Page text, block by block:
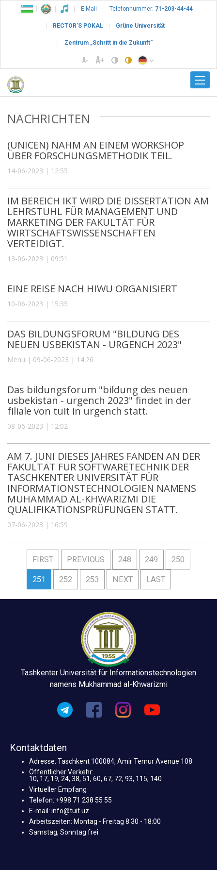
E-Mail Telefonnummer: 71-203-44-44
RECTOR’S POKAL Grüne Universität
Zentrum „Schritt in die Zukunft“
NACHRICHTEN
(UNICEN) NAHM AN EINEM WORKSHOP
ÜBER FORSCHUNGSMETHODIK TEIL.
14-06-2023 | 12:55
IM BEREICH IKT WIRD DIE DISSERTATION AM
LEHRSTUHL FÜR MANAGEMENT UND
MARKETING DER FAKULTÄT FÜR
WIRTSCHAFTSWISSENSCHAFTEN
VERTEIDIGT.
13-06-2023 | 09:51
EINE REISE NACH HIWU ORGANISIERT
10-06-2023 | 15:35
DAS BILDUNGSFORUM "BILDUNG DES
NEUEN USBEKISTAN - URGENCH 2023"
Menu | 09-06-2023 | 14:26
Das bildungsforum "bildung des neuen
usbekistan - urgench 2023" findet in der
filiale von tuit in urgench statt.
08-06-2023 | 12:02
AM 7. JUNI DIESES JAHRES FANDEN AN DER
FAKULTÄT FÜR SOFTWARETECHNIK DER
TASCHKENTER UNIVERSITÄT FÜR
INFORMATIONSTECHNOLOGIEN NAMENS
MUHAMMAD AL-KHWARIZMI DIE
QUALIFIKATIONSPRÜFUNGEN STATT.
07-06-2023 | 16:59
FIRST PREVIOUS 248 249 250
251 252 253 NEXT LAST
Tashkenter Universität für Informationstechnologien
namens Mukhammad al-Khwarizmi
Kontaktdaten
Adresse: Taschkent 100084, Amir Temur Avenue 108
Öffentlicher Verkehr:
10, 17, 19, 24, 38, 51, 60, 67, 72, 93, 115, 140
Virtueller Empfang
Telefon: +998 71 238 55 55
E-mail: info@tuit.uz
Arbeitszeiten: Montag - Freitag 8:30 - 18:00
Samstag, Sonntag frei